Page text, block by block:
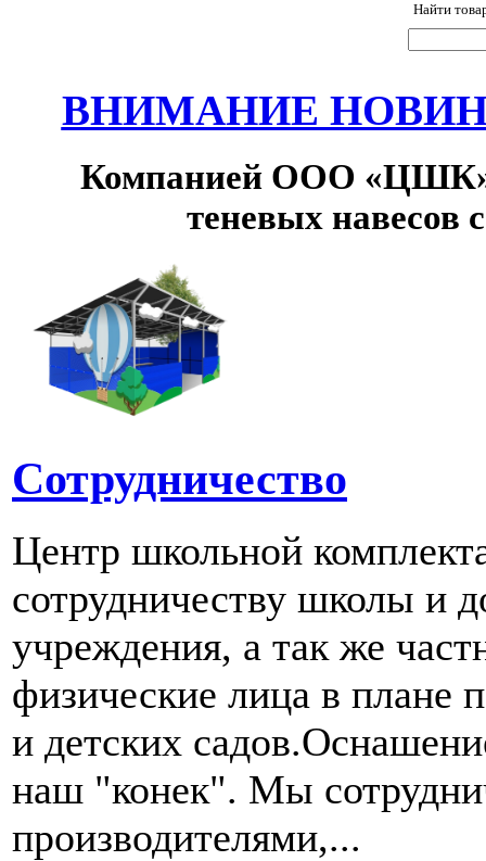
Найти
ВНИМАНИЕ
Компанией ООО «ЦШК»
теневых навесов
Сотрудничество
Центр школьной
сотрудничеству школы и
учреждения, а так же
физические лица в плане
и детских
наш "конек". Мы
производителями,...